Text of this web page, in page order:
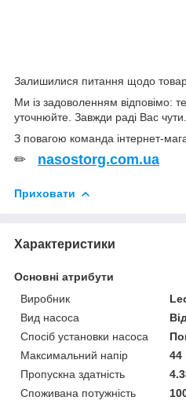
Залишилися питання щодо
Ми із задоволенням відповімо:
уточнюйте. Завжди раді Вас чути.
З повагою команда інтернет-
✏ nasostorg.com.ua
Приховати
Характеристики
Основні атрибути
Виробник
Вид насоса
Спосіб установки насоса
Максимальний напір
44
Пропускна здатність
Споживана потужність